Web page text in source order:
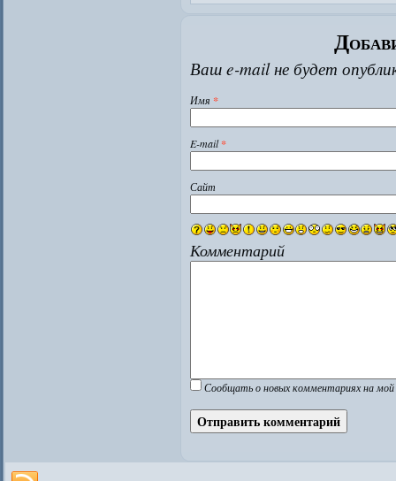
Ваш e-mail не будет
Имя *
E-mail*
Сайт
Комментарий
Сообщать о новых комментариях на мой